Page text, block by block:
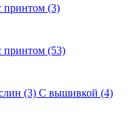
принтом (3)
принтом (53)
(3) С вышивкой (4)